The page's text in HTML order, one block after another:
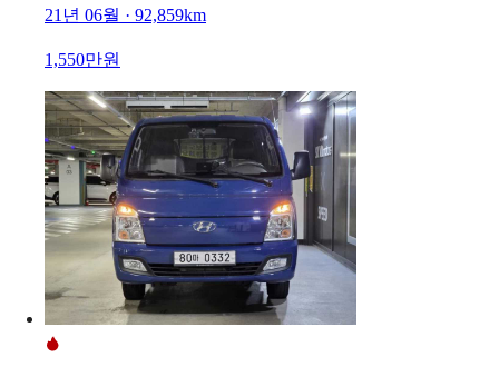
21년 06월 · 92,859km
1,550만원